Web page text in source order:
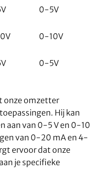
0-5V
0-10V
0-5V
onze omzetter
Hij kan
aan van 0-5 V en 0-10
van 0-20 mA en 4-
ervoor dat onze
je specifieke